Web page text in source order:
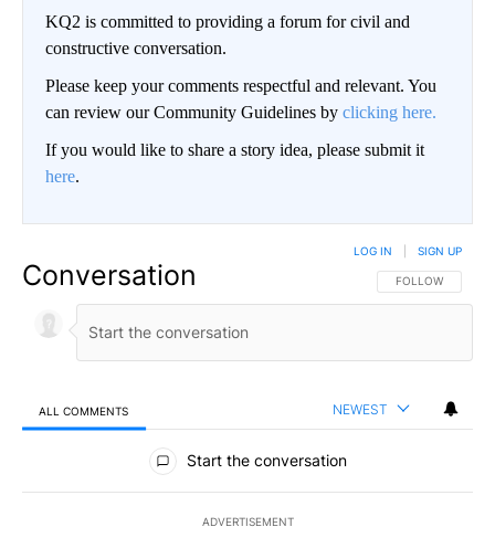
KQ2 is committed to providing a forum for civil and
constructive conversation.
Please keep your comments respectful and relevant. You
can review our Community Guidelines by clicking here.
If you would like to share a story idea, please submit it
here.
Conversation FOLLOW THIS
FOLLOW
LOG IN SIGN UP
ALL COMMENTS NEWEST
All Comments
Start the conversation
ADVERTISEMENT